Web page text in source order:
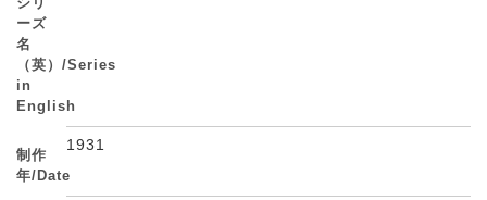
ーズ
名
（英）/Series
in
English
制作
年/Date
1931